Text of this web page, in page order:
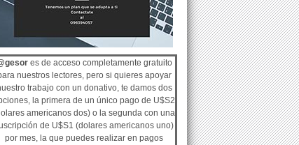
es de acceso completamente gratuito
nuestros lectores, pero si quieres apoyar
trabajo con un donativo, te damos dos
la primera de un único pago de U$S2
americanos dos) o la segunda con una
de U$S1 (dolares americanos uno)
por mes, la que puedes realizar en pagos